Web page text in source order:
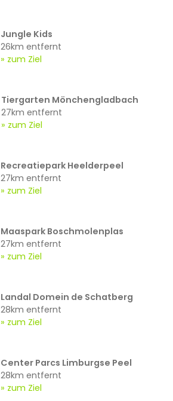
Jungle Kids
26km entfernt
zum Ziel
Tiergarten Mönchengladbach
27km entfernt
zum Ziel
Recreatiepark Heelderpeel
27km entfernt
zum Ziel
Maaspark Boschmolenplas
27km entfernt
zum Ziel
Landal Domein de Schatberg
28km entfernt
zum Ziel
Center Parcs Limburgse Peel
28km entfernt
zum Ziel